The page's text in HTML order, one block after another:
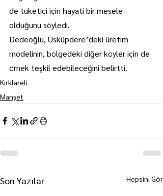
de tüketici için hayati bir mesele
olduğunu söyledi.
Dedeoğlu, Üsküpdere’deki üretim
modelinin, bölgedeki diğer köyler için de
örnek teşkil edebileceğini belirtti.
Kırklareli
Manşet
Son Yazılar Hepsini Gör